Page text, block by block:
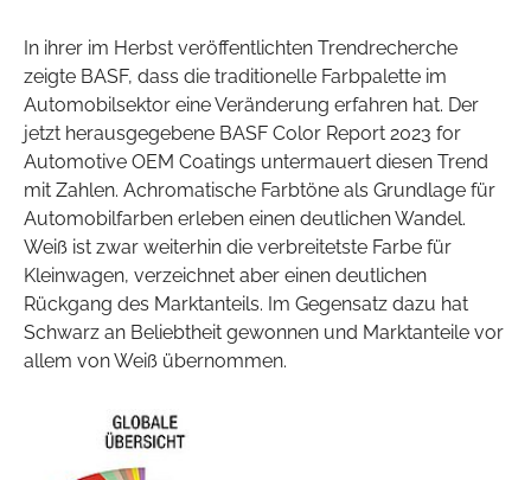
In ihrer im Herbst veröffentlichten Trendrecherche
zeigte BASF, dass die traditionelle Farbpalette im
Automobilsektor eine Veränderung erfahren hat. Der
jetzt herausgegebene BASF Color Report 2023 for
Automotive OEM Coatings untermauert diesen Trend
mit Zahlen. Achromatische Farbtöne als Grundlage für
Automobilfarben erleben einen deutlichen Wandel.
Weiß ist zwar weiterhin die verbreitetste Farbe für
Kleinwagen, verzeichnet aber einen deutlichen
Rückgang des Marktanteils. Im Gegensatz dazu hat
Schwarz an Beliebtheit gewonnen und Marktanteile vor
allem von Weiß übernommen.